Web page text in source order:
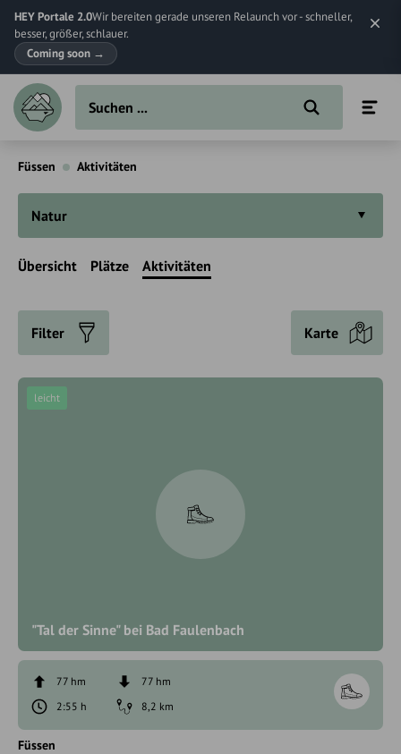
HEY Portale 2.0Wir bereiten gerade unseren Relaunch vor - schneller,
besser, größer, schlauer.
Coming soon →
Füssen Aktivitäten
Natur
Übersicht Plätze Aktivitäten
Filter Karte
"Tal der Sinne" bei Bad Faulenbach
leicht
77 hm
77 hm
2:55 h
8,2 km
Füssen